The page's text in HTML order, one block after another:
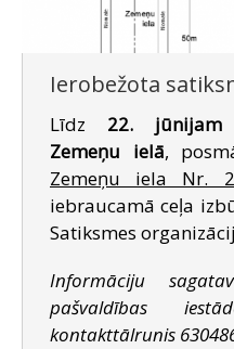
Ierobežota
Līdz 22. jūnijam
Zemeņu ielā,
Zemeņu iela Nr.
iebraucamā ceļa
Satiksmes
Informāciju
pašvaldības
kontakttālrunis